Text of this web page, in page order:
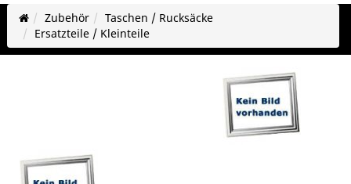
Zubehör
Taschen / Rucksäcke
Ersatzteile / Kleinteile